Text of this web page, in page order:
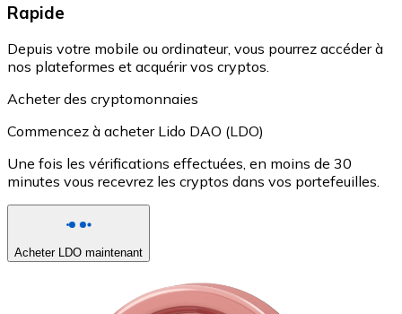
Rapide
Depuis votre mobile ou ordinateur, vous pourrez accéder à
nos plateformes et acquérir vos cryptos.
Acheter des cryptomonnaies
Commencez à acheter Lido DAO (LDO)
Une fois les vérifications effectuées, en moins de 30
minutes vous recevrez les cryptos dans vos portefeuilles.
Acheter LDO maintenant